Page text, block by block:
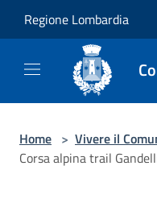
Regione Lombardia
Home > Vivere il
Corsa alpina trail